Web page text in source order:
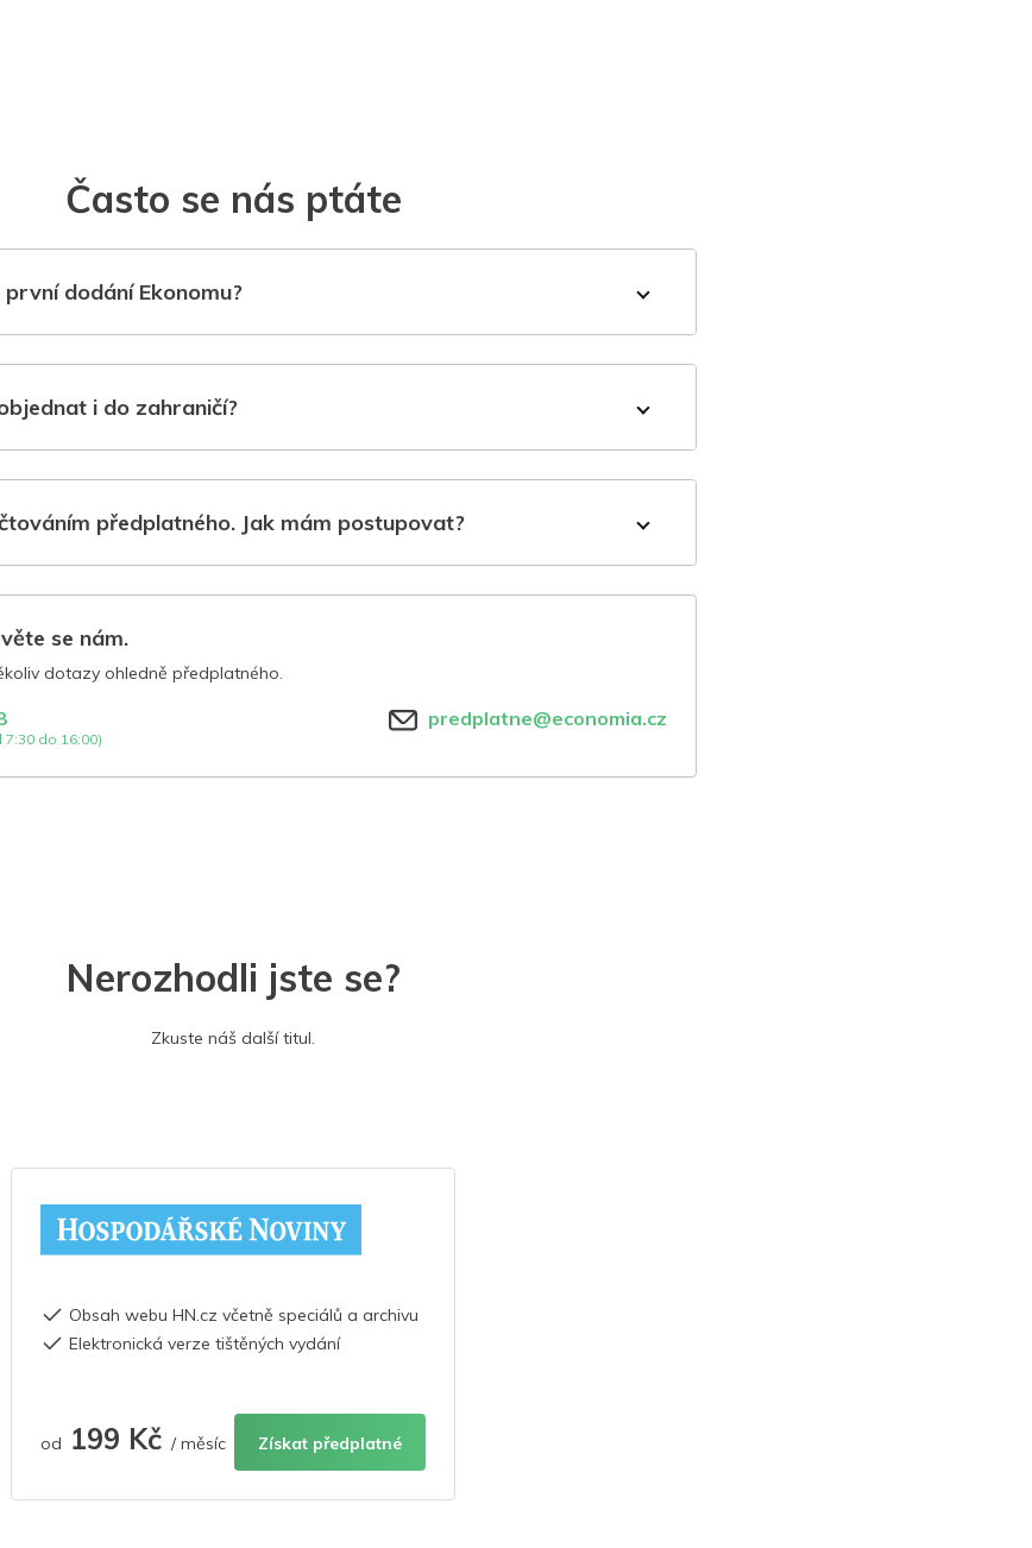
Často se nás ptáte
dodání Ekonomu?
i do zahraničí?
předplatného. Jak mám postupovat?
se nám.
dotazy ohledně předplatného.
do 16:00)
predplatne@economia.cz
Nerozhodli jste se?
Zkuste náš další titul.
Obsah webu HN.cz včetně speciálů a archivu
Elektronická verze tištěných vydání
od 199 Kč / měsíc Získat předplatné